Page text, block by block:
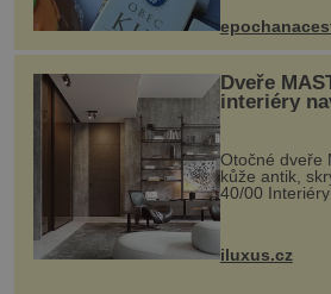
Dveře
interiéry
rozumem i
Otočné dveře
kůže antik,
40/00
zakázku často
rozměry nejen
dnes umož...
iluxus.cz